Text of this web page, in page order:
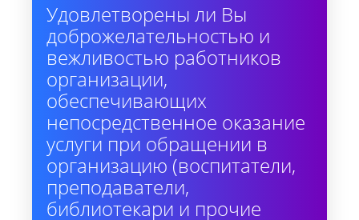
Удовлетворены ли Вы
доброжелательностью и
вежливостью работников
организации,
обеспечивающих
непосредственное оказание
услуги при обращении в
организацию (воспитатели,
преподаватели,
библиотекари и прочие